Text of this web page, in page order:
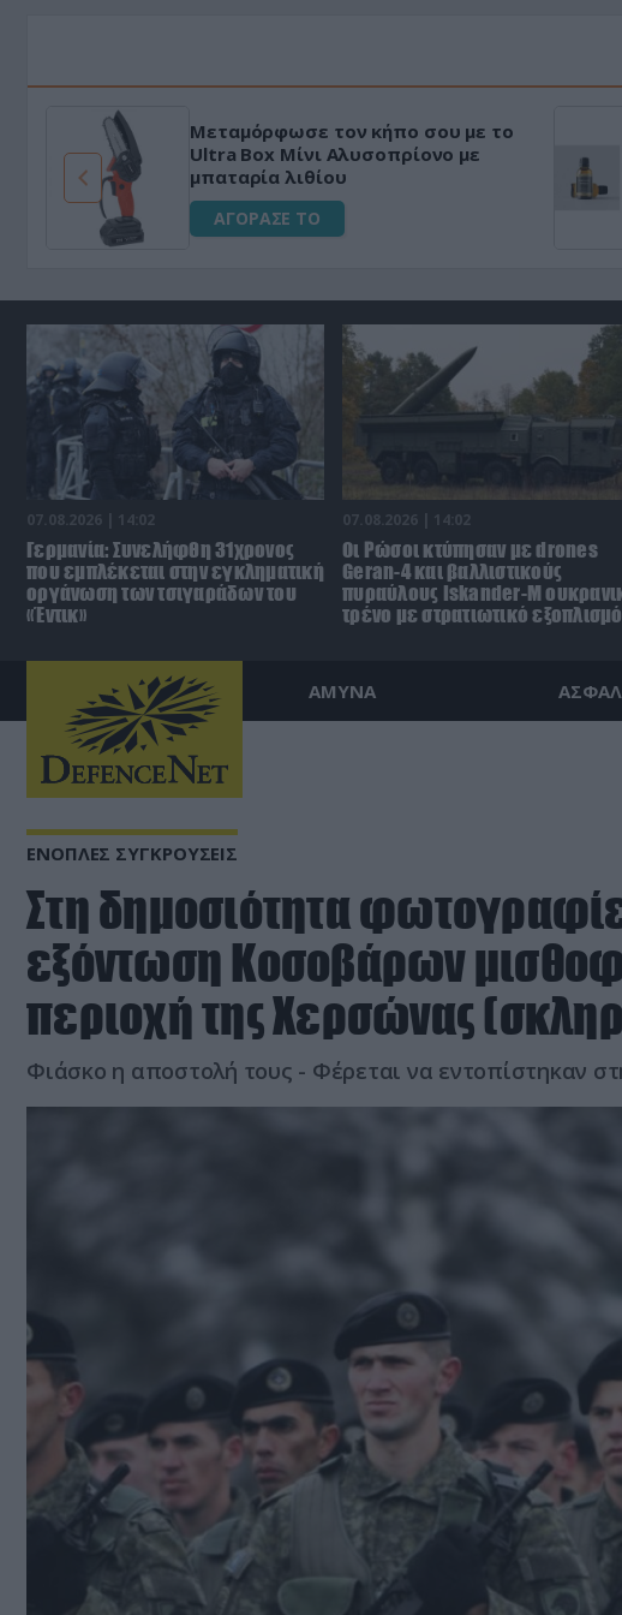
HAPI END: 100% φυτικό διεγερτικό
για άνδρες!
ΑΓΟΡΑΣΕ ΤΟ
07.08.2026 | 14:02
Γερμανία: Συνελήφθη 31χρονος
που εμπλέκεται στην εγκληματική
οργάνωση των τσιγαράδων του
«Έντικ»
07.08.2026 | 14:02
Οι Ρώσοι κτύπησαν με drones
Geran-4 και βαλλιστικούς
πυραύλους Iskander-M
τρένο με στρατιωτικό εξοπλισμό
ΑΜΥΝΑ
ΕΝΟΠΛΕΣ ΣΥΓΚΡΟΥΣΕΙΣ
Στη δημοσιότητα
εξόντωση Κοσοβάρων
περιοχή της Χερσώνας
Φιάσκο η αποστολή τους - Φέρεται να εντοπίστηκαν